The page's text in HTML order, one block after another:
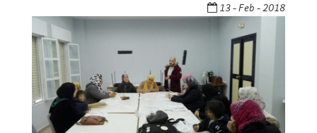
13 - Feb - 2018